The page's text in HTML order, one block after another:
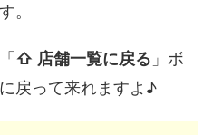
。
⇧ 店舗一覧に戻る 」ボ
戻って来れますよ♪